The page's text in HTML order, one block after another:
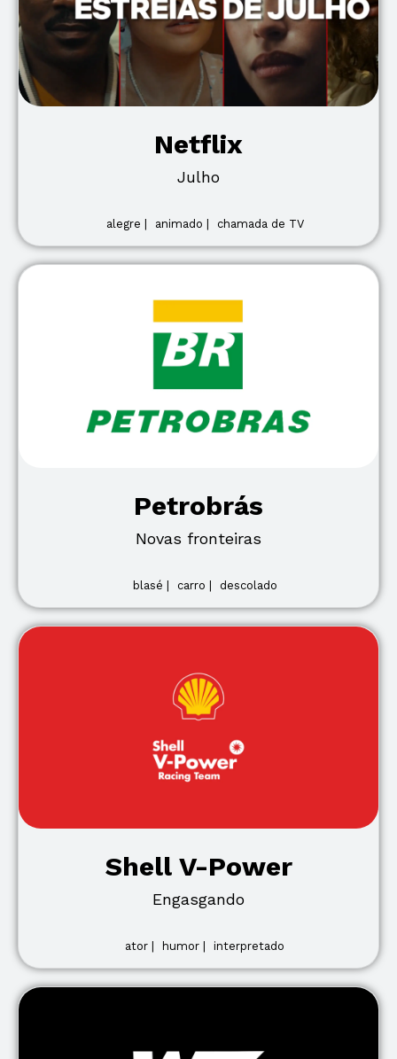
Netflix
Julho
alegre | animado | chamada de TV
Petrobrás
Novas fronteiras
blasé | carro | descolado
Shell V-Power
Engasgando
ator | humor | interpretado